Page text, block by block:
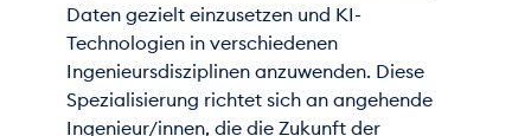
Daten gezielt einzusetzen und KI-
Technologien in verschiedenen
Ingenieursdisziplinen anzuwenden. Diese
Spezialisierung richtet sich an angehende
Ingenieur/innen, die die Zukunft der